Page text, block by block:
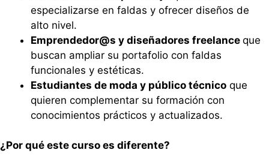
especializarse en faldas y ofrecer diseños de
alto nivel.
Emprendedor@s y diseñadores freelance que
buscan ampliar su portafolio con faldas
funcionales y estéticas.
Estudiantes de moda y público técnico que
quieren complementar su formación con
conocimientos prácticos y actualizados.
¿Por qué este curso es diferente?